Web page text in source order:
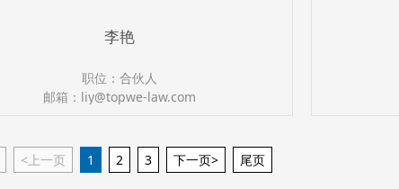
李艳
职位：合伙人
邮箱：liy@topwe-law.com
<上一页 1 2 3 下一页> 尾页